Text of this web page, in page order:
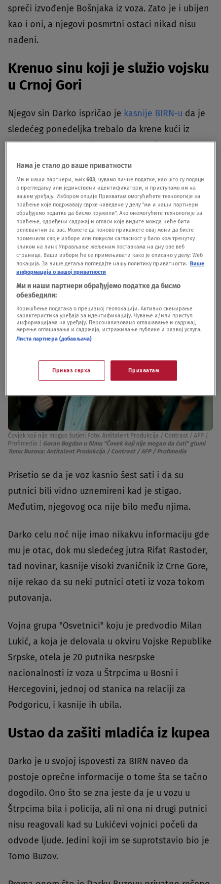
spreči izvođenje Bošnjaka iz voza. Zato je i ubijen
kao i oni, a njegovi posmrtni ostaci nikad nisu
nađeni.
Krenuo sinu koji je služio vojsku
u Crnoj Gori
Njegov sin Darko ispričao je kasnije BIRN-u da je
sledećeg ponedeljka trebalo da krene kući iz
vojske, ali da otac nije mogao da sačeka ta dva
dana, već da je ipak odlučio da dođe u subotu da
ga poseti.
"Rekao je da će doći tamo, da bude malo sa
mnom, da nešto porazgovaramo kao muškarci, da
se dogovorimo. Kasnije mi je majka rekla da su
imali plan da se presele u Grocku, ja da ostanem
na Novom Beogradu", naveo je Darko.
Čovjek koji nije mogao šutjeti Foto: Antitalent Produkcija / Contrast / AFP /
Profimedia
Goran Bogdan u filmu "Čovek koji nije mogao da ćuti" glumi
Tomu Buzova: Antitalent Produkcija / Contrast / AFP / Profimedia
Prisetio se da je voz kasnio šest sati i da su
putnici bili vidno uznemireni kad je stigao.
Međutim, njegovog oca nije bilo među njima.
Darko celu noć nije imao nikakvu informaciju gde
mu je otac, dok mu sledećeg jutra Rifat Rastoder,
tad novinar, kasnije visoki zvaničnik iz Crne Gore,
nije rekao da su neki putnici oteti iz voza tokom
putovanja.
Vojna grupa "Osvetnici" koju je predvodio Milan
Lukić, a koja je delovala u okviru Vojske Republike
Srpske, otela je 20 putnika nesrpske
nacionalnosti iz voza u Štrpcima u Bosni i
Hercegovini, jednoj od stanica na relaciji za
Podgoricu, i kasnije ih ubila.
Ustao da zašiti mladića iz kupea
Darko je u svojoj ispovesti za BIRN naveo da
postoje oprečne informacije o tome šta se tačno
dogodilo. Ono što se zna jeste da je u vozu u
Štrpcima bila i policija, ali ni ona ni drugi putnici
nisu reagovali kad su Lukićevi vojnici počeli da
odvode ljude. Jedini koji im se suprotstavio bio je
Tomo Buzov.
Нама је стало до ваше приватности
Ми и наши партнери, њих603, чувамо личне податке, као што су подаци
о прегледању или јединствени идентификатори, и приступамо им на
вашем уређају. Избором опције Прихватам омогућићете технологије за
праћење које подржавају сврхе наведене у делу "ми и наши партнери
обрађујемо податке да бисмо пружили". Ако онемогућите технологије за
праћење, одређени садржај и огласи које видите можда неће бити
релевантни за вас. Можете да поново прикажете овај мени да бисте
променили своје изборе или повукли сагласност у било ком тренутку
кликом на линк Управљање жељеним поставкама на дну ове веб
странице. Ваши избори ће се примењивати како је описано у делу: Wеб
локација. За више детаља погледајте нашу политику приватности. Више
информација о вашој приватности
Ми и наши партнери обрађујемо податке да бисмо
обезбедили:
Коришћење података о прецизној геолокацији. Активно скенирање
карактеристика уређаја за идентификацију. Чување и/или приступ
информацијама на уређају. Персонализовано оглашавање и садржај,
мерење оглашавања и садржаја, истраживање публике и развој услуга.
Листа партнера (добављача)
Приказ сврха Прихватам